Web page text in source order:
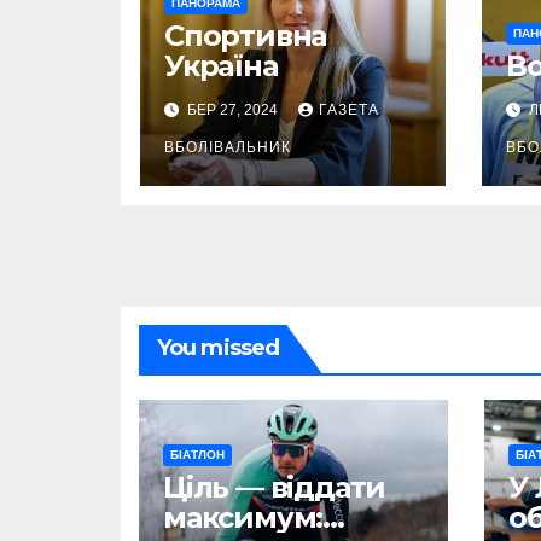
Спортивна
Україна
БЕР 27, 2024 ГАЗЕТА
ВБОЛІВАЛЬНИК
You missed
БІАТЛОН
Ціль — віддати
максимум:
У